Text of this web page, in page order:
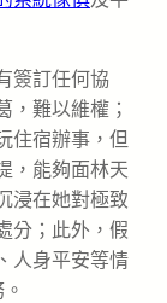
簽訂任何協
，難以維權；
住宿辦事，但
，能夠面林天
浸在她對極致
分；此外，假
人身平安等情